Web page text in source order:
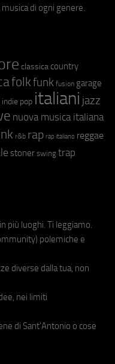
di ogni genere.
classica country
folkfunk fusion garage
indie pop italiani jazz
nuova musica italiana
r&b rap rap italiano reggae
stoner swing trap
più luoghi. Ti leggiamo.
polemiche e
diverse dalla tua, non
nei limiti
di Sant'Antonio o cose